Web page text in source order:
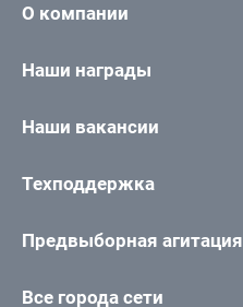
О компании
Наши награды
Наши вакансии
Техподдержка
Предвыборная агитация
Все города сети